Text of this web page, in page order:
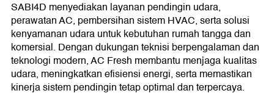
SABI4D menyediakan layanan pendingin udara,
perawatan AC, pembersihan sistem HVAC, serta solusi
kenyamanan udara untuk kebutuhan rumah tangga dan
komersial. Dengan dukungan teknisi berpengalaman dan
teknologi modern, AC Fresh membantu menjaga kualitas
udara, meningkatkan efisiensi energi, serta memastikan
kinerja sistem pendingin tetap optimal dan terpercaya.